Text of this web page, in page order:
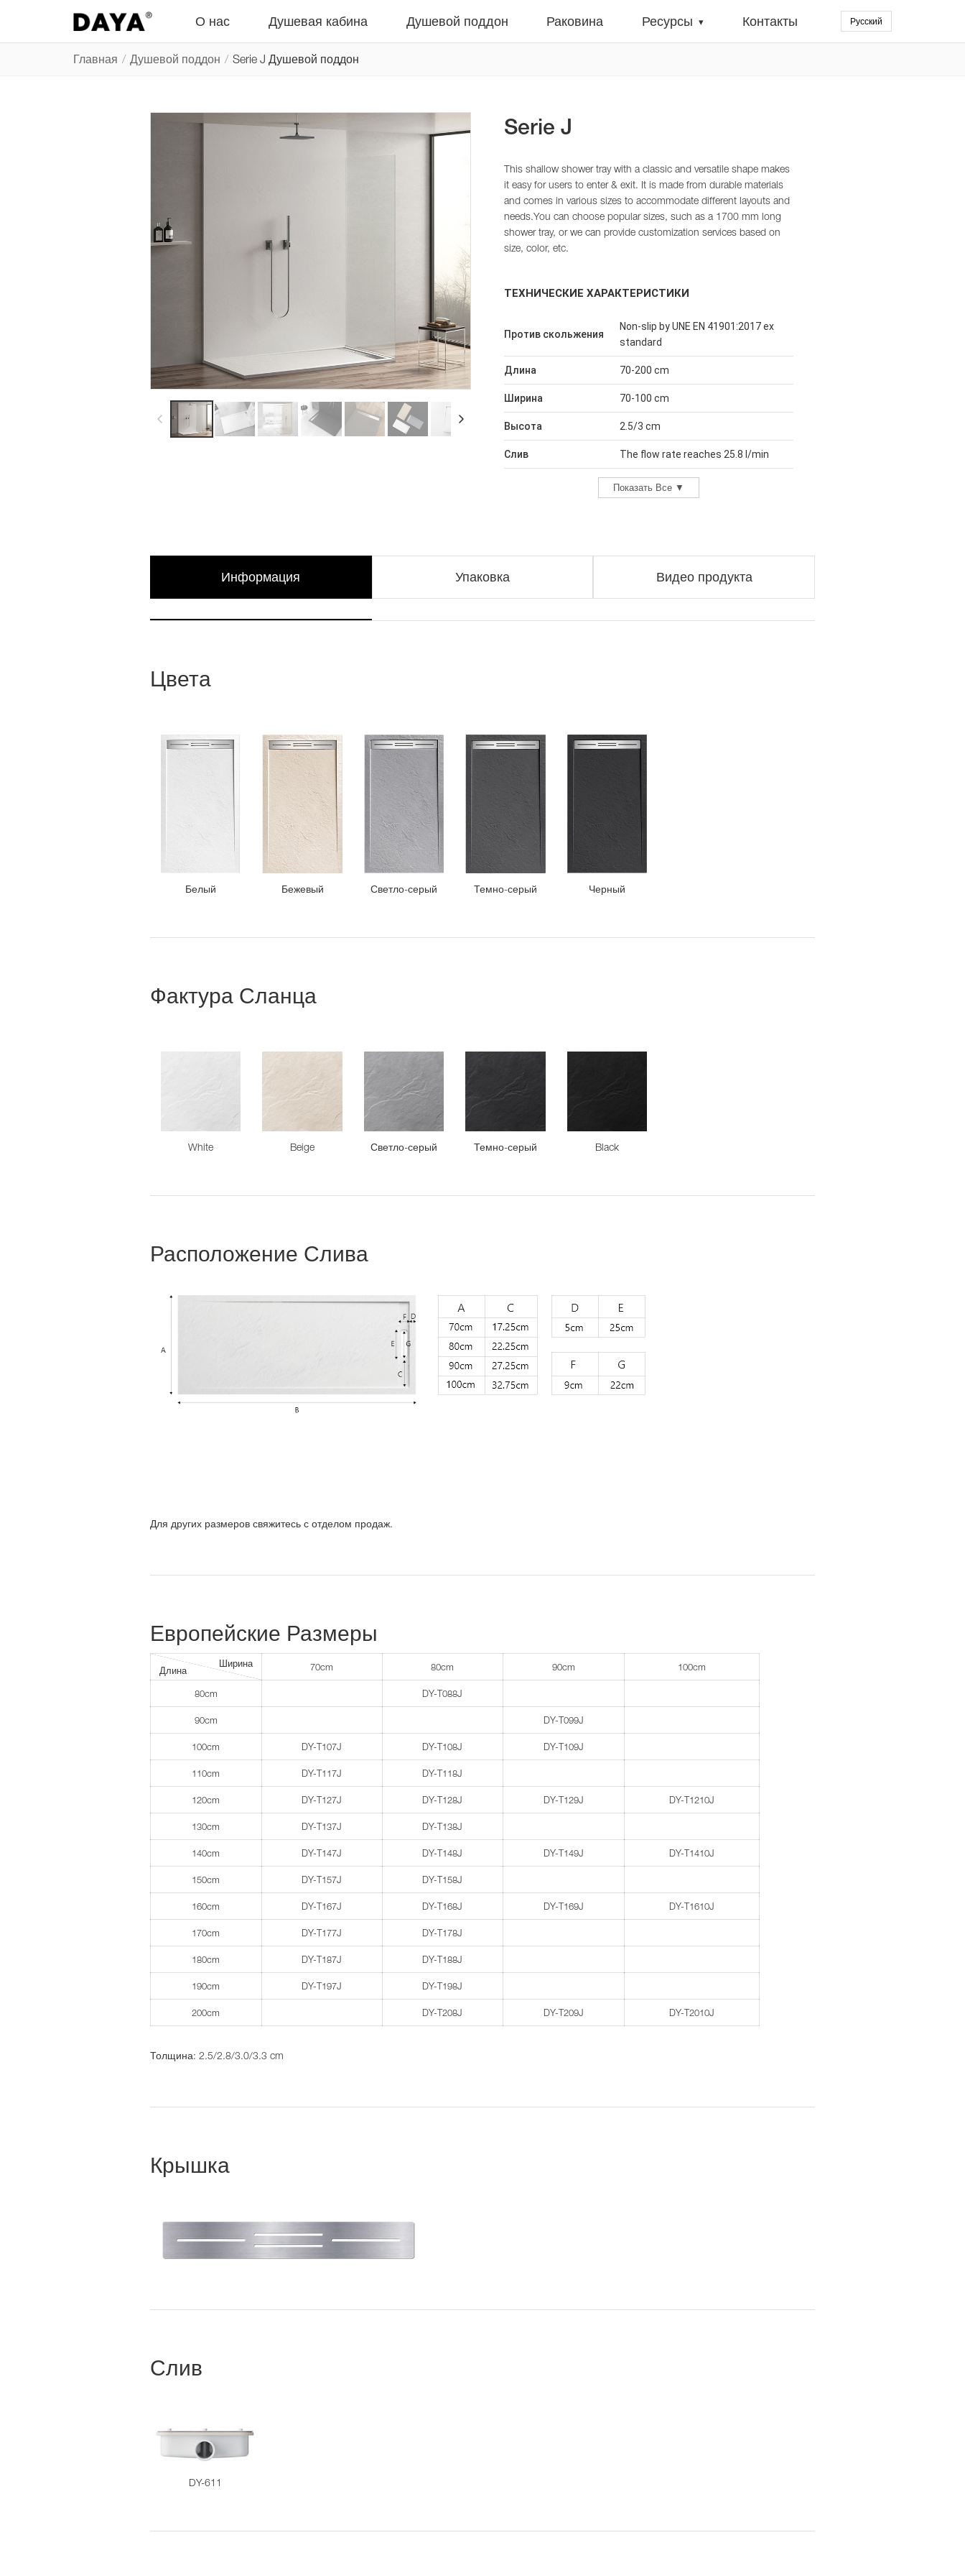
О нас Душевая кабина Душевой поддон Раковина Ресурсы ▾ Контакты Русский
Главная / Душевой поддон / Serie J Душевой поддон
Serie J
This shallow shower tray with a classic and versatile shape makes
it easy for users to enter & exit. It is made from durable materials
and comes in various sizes to accommodate different layouts and
needs.You can choose popular sizes, such as a 1700 mm long
shower tray, or we can provide customization services based on
size, color, etc.
ТЕХНИЧЕСКИЕ ХАРАКТЕРИСТИКИ
Против скольжения
Non-slip by UNE EN 41901:2017 ex
standard
Длина 70-200 cm
Ширина 70-100 cm
Высота 2.5/3 cm
Слив The flow rate reaches 25.8 l/min
Показать Все ▼
Информация Упаковка Видео продукта
Цвета
Белый Бежевый Светло-серый Темно-серый Черный
Фактура Сланца
White Beige Светло-серый Темно-серый Black
Расположение Слива
Для других размеров свяжитесь с отделом продаж.
Европейские Размеры
Ширина
Длина 70cm 80cm 90cm 100cm
80cm DY-T088J
90cm DY-T099J
100cm DY-T107J DY-T108J DY-T109J
110cm DY-T117J DY-T118J
120cm DY-T127J DY-T128J DY-T129J DY-T1210J
130cm DY-T137J DY-T138J
140cm DY-T147J DY-T148J DY-T149J DY-T1410J
150cm DY-T157J DY-T158J
160cm DY-T167J DY-T168J DY-T169J DY-T1610J
170cm DY-T177J DY-T178J
180cm DY-T187J DY-T188J
190cm DY-T197J DY-T198J
200cm DY-T208J DY-T209J DY-T2010J
Толщина: 2.5/2.8/3.0/3.3 cm
Крышка
Слив
DY-611